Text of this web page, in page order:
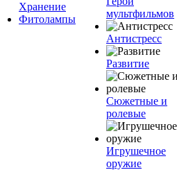
Хранение
Фитолампы
мультфильмов
Антистресс
Развитие
Сюжетные и
ролевые
Игрушечное
оружие